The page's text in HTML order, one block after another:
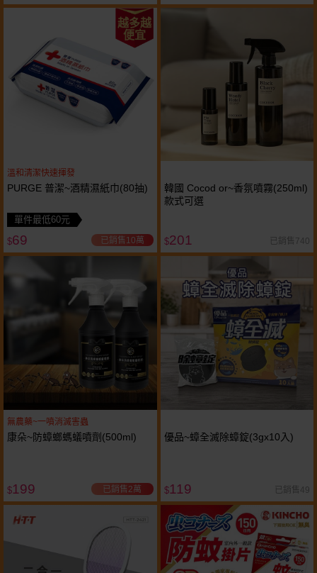
越多越
便宜
溫和清潔快速揮發
PURGE 普潔~酒精濕紙巾(80抽)
單件最低60元
$69 已銷售10萬
韓國 Cocod or~香氛噴霧(250ml)
款式可選
$201 已銷售740
無農藥~一噴消滅害蟲
康朵~防蟑螂螞蟻噴劑(500ml)
$199 已銷售2萬
優品~蟑全滅除蟑錠(3gx10入)
$119 已銷售49